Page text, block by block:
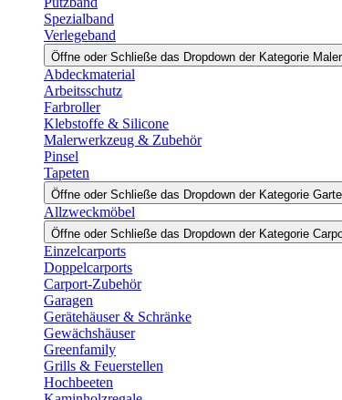
Spezialband
Verlegeband
Öffne oder Schließe das Dropdown der Kategorie
Abdeckmaterial
Arbeitsschutz
Farbroller
Klebstoffe & Silicone
Malerwerkzeug & Zubehör
Pinsel
Tapeten
Öffne oder Schließe das Dropdown der Kategorie
Allzweckmöbel
Öffne oder Schließe das Dropdown der Kategorie
Einzelcarports
Doppelcarports
Carport-Zubehör
Garagen
Gerätehäuser & Schränke
Gewächshäuser
Greenfamily
Grills & Feuerstellen
Hochbeeten